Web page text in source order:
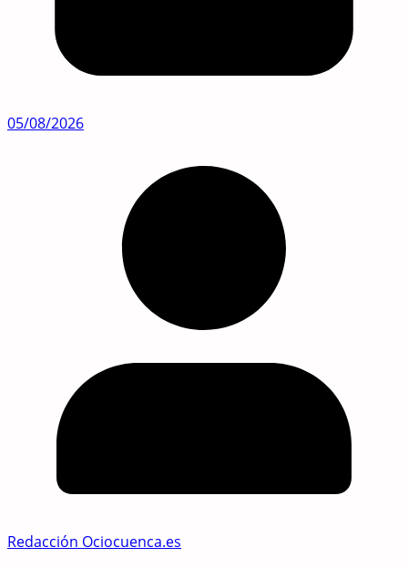
05/08/2026
Redacción Ociocuenca.es